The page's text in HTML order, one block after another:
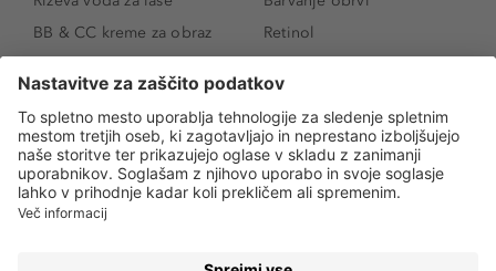
BB & CC kreme za obraz
SPF 30
Senčila za oči
Tekoči puder
Ličenje povešenih vek
Kako povečati oči
Retinol
Niacinamid
Rozacea
Salicilna kislina